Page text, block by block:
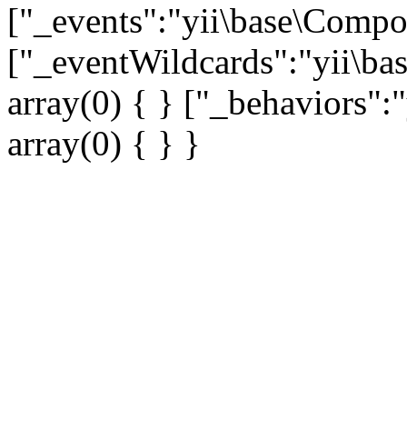
array(0) { }
array(0) { } }